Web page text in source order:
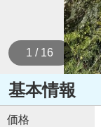
1 / 16
基本情報
価格